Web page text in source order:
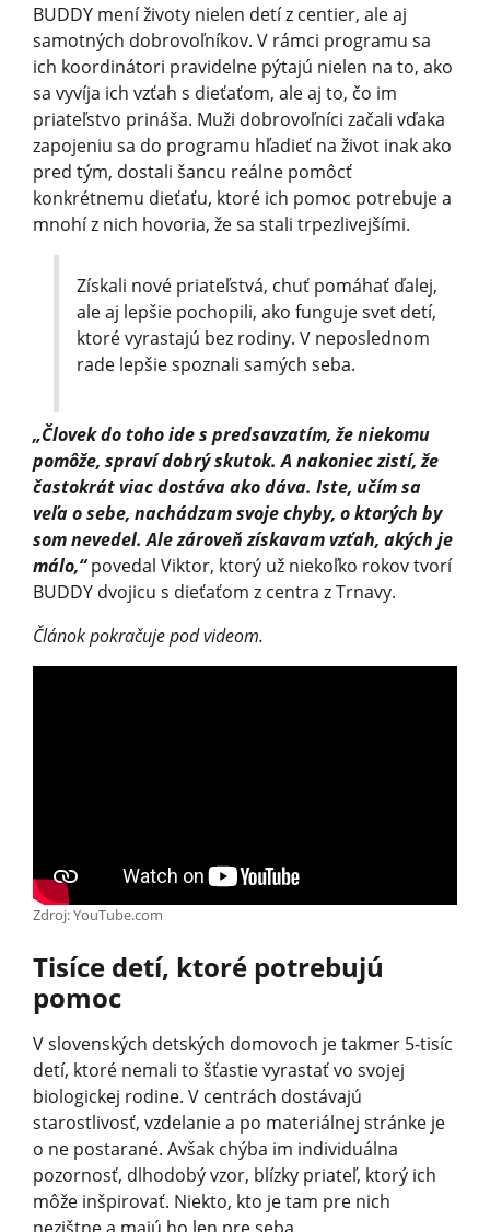
BUDDY mení životy nielen detí z centier, ale aj
samotných dobrovoľníkov. V rámci programu sa
ich koordinátori pravidelne pýtajú nielen na to, ako
sa vyvíja ich vzťah s dieťaťom, ale aj to, čo im
priateľstvo prináša. Muži dobrovoľníci začali vďaka
zapojeniu sa do programu hľadieť na život inak ako
pred tým, dostali šancu reálne pomôcť
konkrétnemu dieťaťu, ktoré ich pomoc potrebuje a
mnohí z nich hovoria, že sa stali trpezlivejšími.
Získali nové priateľstvá, chuť pomáhať ďalej,
ale aj lepšie pochopili, ako funguje svet detí,
ktoré vyrastajú bez rodiny. V neposlednom
rade lepšie spoznali samých seba.
„Človek do toho ide s predsavzatím, že niekomu
pomôže, spraví dobrý skutok. A nakoniec zistí, že
častokrát viac dostáva ako dáva. Iste, učím sa
veľa o sebe, nachádzam svoje chyby, o ktorých by
som nevedel. Ale zároveň získavam vzťah, akých je
málo,“povedal Viktor, ktorý už niekoľko rokov tvorí
BUDDY dvojicu s dieťaťom z centra z Trnavy.
Článok pokračuje pod videom.
Zdroj: YouTube.com
Tisíce detí, ktoré potrebujú
pomoc
V slovenských detských domovoch je takmer 5-tisíc
detí, ktoré nemali to šťastie vyrastať vo svojej
biologickej rodine. V centrách dostávajú
starostlivosť, vzdelanie a po materiálnej stránke je
o ne postarané. Avšak chýba im individuálna
pozornosť, dlhodobý vzor, blízky priateľ, ktorý ich
môže inšpirovať. Niekto, kto je tam pre nich